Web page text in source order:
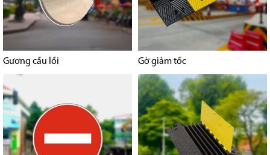
Gương cầu lồi Gờ giảm tốc